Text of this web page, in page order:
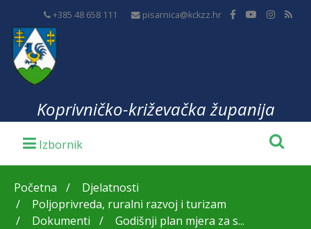
+385 48 658 111 pisarnica@kckzz.hr
Koprivničko-križevačka županija
Početna
Djelatnosti
Poljoprivreda, ruralni razvoj i turizam
Dokumenti
Godišnji plan mjera za s...